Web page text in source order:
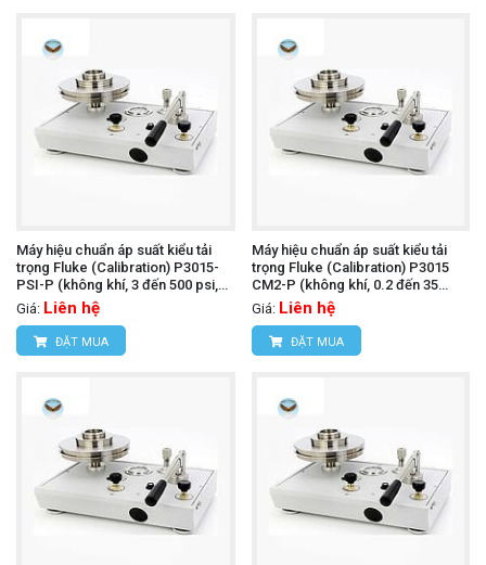
Máy hiệu chuẩn áp suất kiểu tải
trọng Fluke (Calibration) P3015-
PSI-P (không khí, 3 đến 500 psi,
PCU đơn)
Giá: Liên hệ
ĐẶT MUA
Máy hiệu chuẩn áp suất kiểu tải
trọng Fluke (Calibration) P3015
CM2-P (không khí, 0.2 đến 35
kgf/cm², PCU đơn)
Giá: Liên hệ
ĐẶT MUA